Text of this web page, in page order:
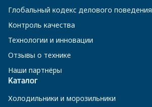
Глобальный кодекс делового поведения
Контроль качества
Технологии и инновации
Отзывы о технике
Наши партнёры
Каталог
Холодильники и морозильники